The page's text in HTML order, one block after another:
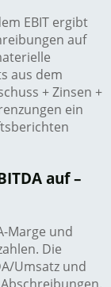
EBIT ergibt
auf
aus dem
+ Zinsen +
ein
auf –
Marge und
Die
Umsatz und